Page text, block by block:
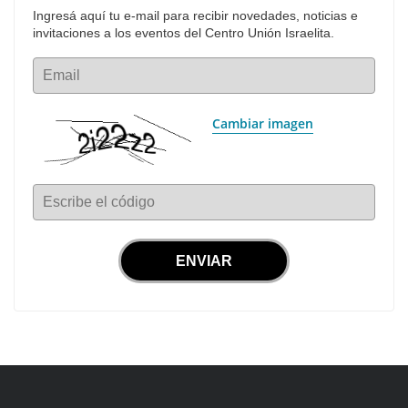
Ingresá aquí tu e-mail para recibir novedades, noticias e
invitaciones a los eventos del Centro Unión Israelita.
Email
Cambiar imagen
Escribe el código